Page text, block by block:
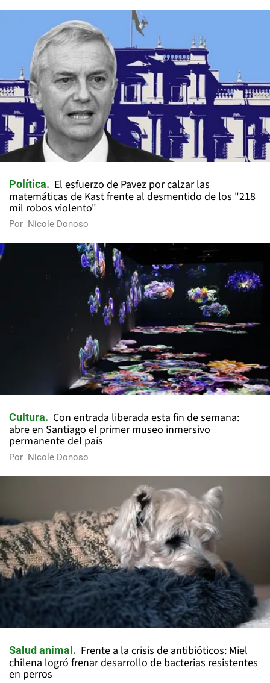
Política
El esfuerzo de Pavez por calzar las
matemáticas de Kast frente al desmentido de los "218
mil robos violento"
Por Nicole Donoso
Cultura
Con entrada liberada esta fin de semana:
abre en Santiago el primer museo inmersivo
permanente del país
Por Nicole Donoso
Salud animal
Frente a la crisis de antibióticos: Miel
chilena logró frenar desarrollo de bacterias resistentes
en perros